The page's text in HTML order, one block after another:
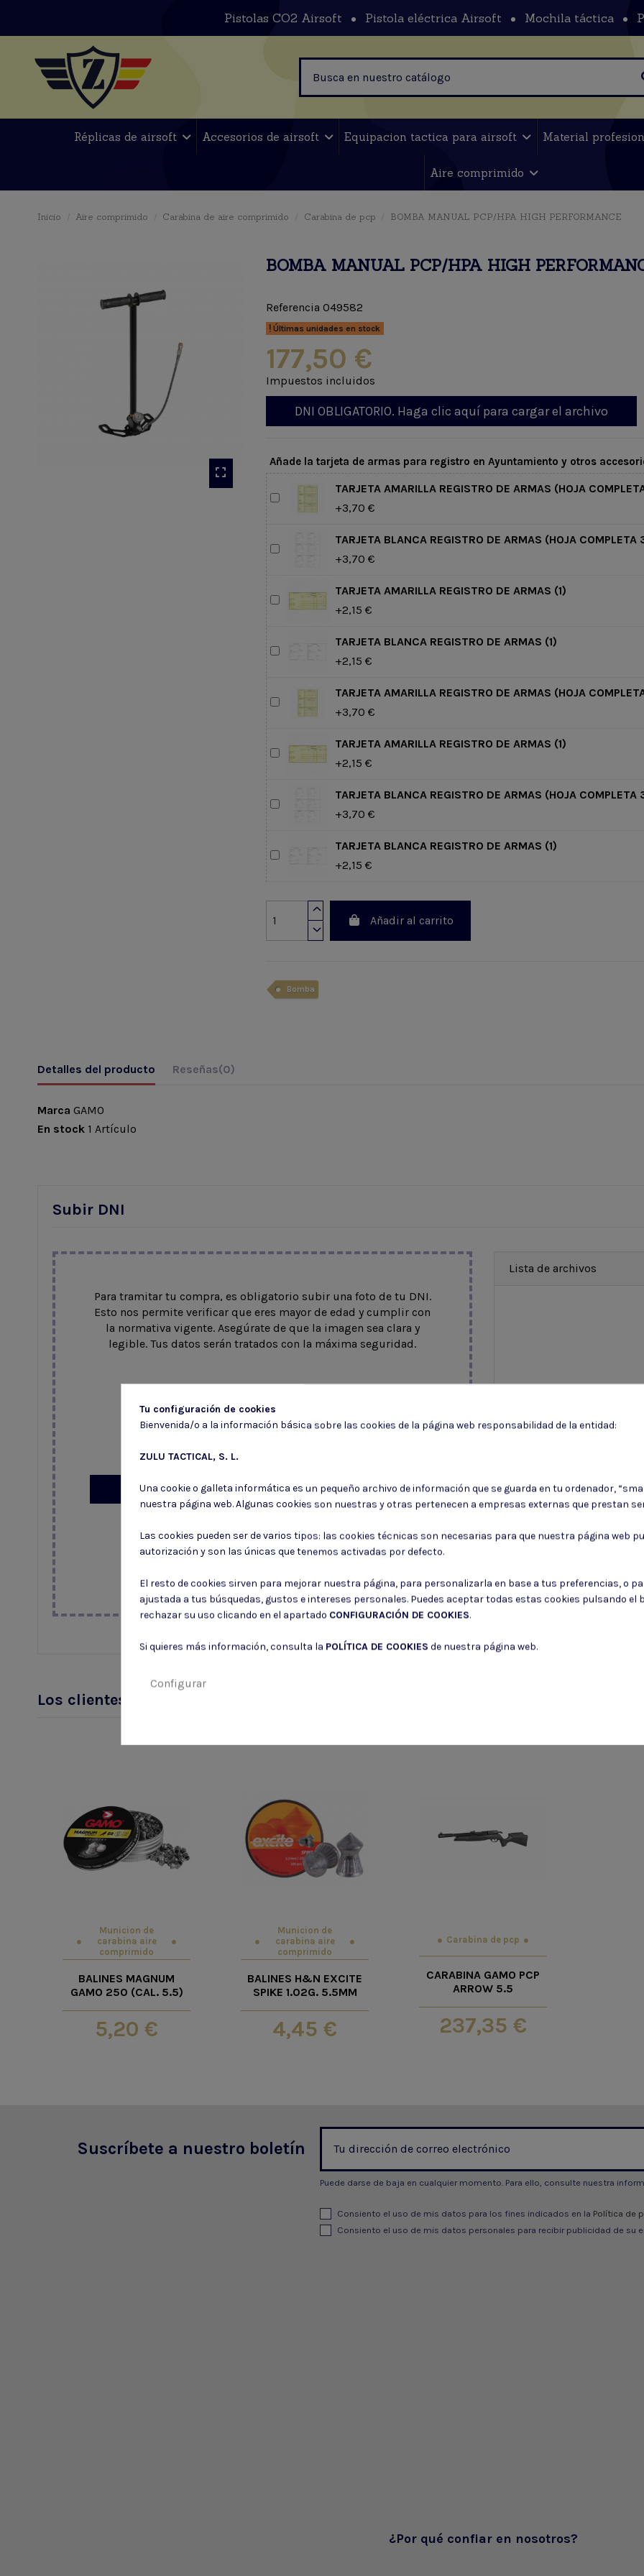
Pistolas CO2 Airsoft Pistola eléctrica Airsoft Mochila táctica
Réplicas de airsoft Accesorios de airsoft Equipacion tactica para airsoft Material
Aire comprimido
Inicio Aire comprimido Carabina de aire comprimido Carabina de pcp BOMBA MANUAL PCP/HPA HIGH PERFORMANCE
BOMBA MANUAL PCP/HPA HIGH
Referencia 049582
Últimas unidades en stock
177,50 €
Impuestos incluidos
DNI OBLIGATORIO. Haga clic aquí para cargar el archivo
Añade la tarjeta de armas para registro en Ayuntamiento y otros
TARJETA AMARILLA REGISTRO DE ARMAS (HOJA
+3,70 €
TARJETA BLANCA REGISTRO DE ARMAS (HOJA COMPLETA
+3,70 €
TARJETA AMARILLA REGISTRO DE ARMAS (1)
+2,15 €
TARJETA BLANCA REGISTRO DE ARMAS (1)
+2,15 €
TARJETA AMARILLA REGISTRO DE ARMAS (HOJA
+3,70 €
TARJETA AMARILLA REGISTRO DE ARMAS (1)
+2,15 €
TARJETA BLANCA REGISTRO DE ARMAS (HOJA COMPLETA
+3,70 €
TARJETA BLANCA REGISTRO DE ARMAS (1)
+2,15 €
Añadir al carrito
Bomba
Detalles del producto Reseñas(0)
Marca GAMO
En stock 1 Artículo
Subir DNI
Para tramitar tu compra, es obligatorio subir una foto de tu DNI.
Esto nos permite verificar que eres mayor de edad y cumplir con
la normativa vigente. Asegúrate de que la imagen sea clara y
legible. Tus datos serán tratados con la máxima seguridad.
Arrastre y suelte archivos aquí.
Tamaño máximo de archivo: 5120KB
Subir archivo
Lista de archivos
Los clientes que adquirieron este producto también compraron:
Municion de
carabina aire
comprimido
BALINES MAGNUM
GAMO 250 (CAL. 5.5)
5,20 €
Municion de
carabina aire
comprimido
BALINES H&N EXCITE
SPIKE 1.02G. 5.5MM
4,45 €
Carabina de pcp
CARABINA GAMO PCP
ARROW 5.5
237,35 €
Suscríbete a nuestro boletín
Puede darse de baja en cualquier momento. Para ello, consulte nuestra
Consiento el uso de mis datos para los fines indicados en la Política de
Consiento el uso de mis datos personales para recibir publicidad de su
¿Por qué confiar en nosotros?
Tu configuración de cookies
Bienvenida/o a la información básica sobre las cookies de la página web responsabilidad de la entidad:
ZULU TACTICAL, S. L.
Una cookie o galleta informática es un pequeño archivo de información que se guarda en tu ordenador,
nuestra página web. Algunas cookies son nuestras y otras pertenecen a empresas externas que prestan
Las cookies pueden ser de varios tipos: las cookies técnicas son necesarias para que nuestra página web
autorización y son las únicas que tenemos activadas por defecto.
El resto de cookies sirven para mejorar nuestra página, para personalizarla en base a tus preferencias, o
ajustada a tus búsquedas, gustos e intereses personales. Puedes aceptar todas estas cookies pulsando el
rechazar su uso clicando en el apartado CONFIGURACIÓN DE COOKIES.
Si quieres más información, consulta la POLÍTICA DE COOKIES de nuestra página web.
Configurar